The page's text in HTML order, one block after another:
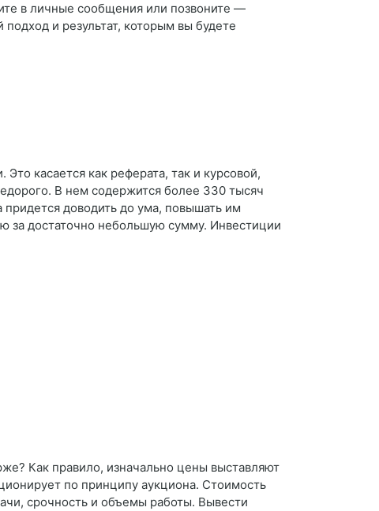
в личные сообщения или позвоните —
и результат, которым вы будете
касается как реферата, так и курсовой,
В нем содержится более 330 тысяч
придется доводить до ума, повышать им
за достаточно небольшую сумму. Инвестиции
Как правило, изначально цены выставляют
по принципу аукциона. Стоимость
срочность и объемы работы. Вывести